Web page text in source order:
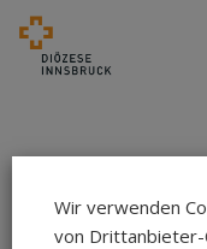
Wir verwenden
von